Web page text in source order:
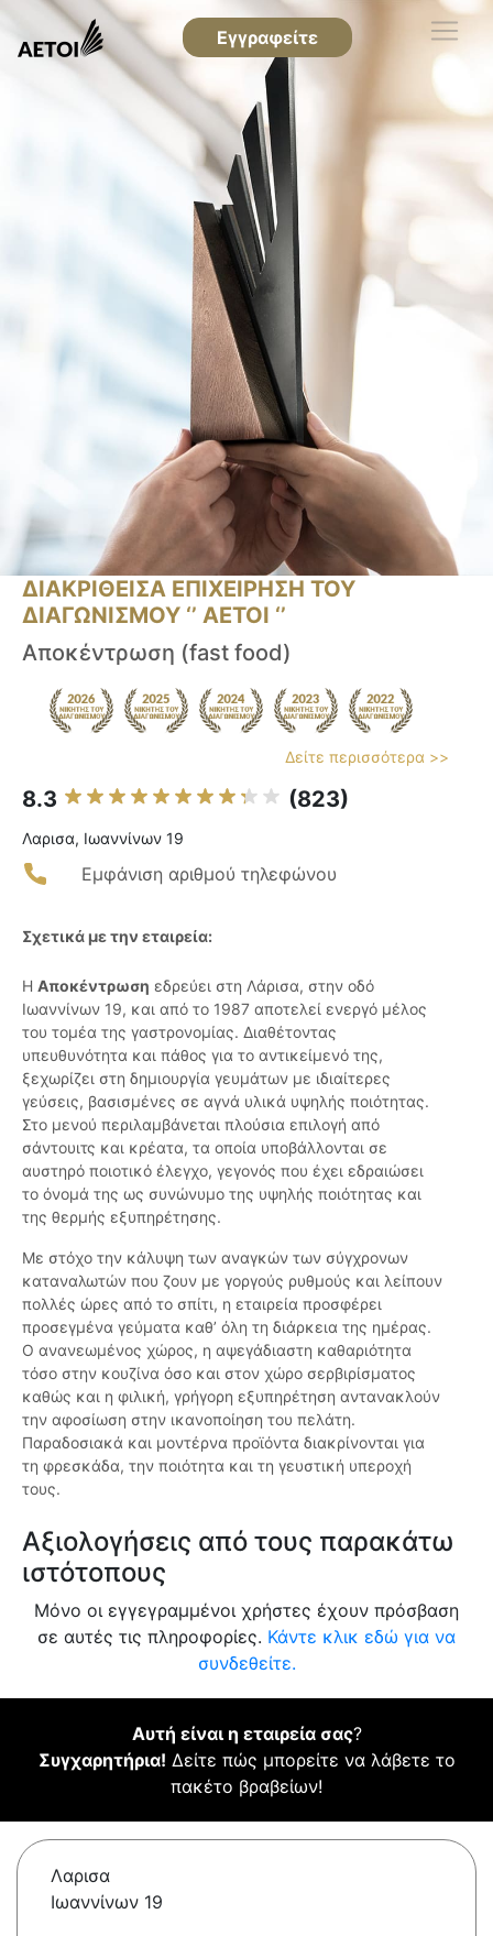
Εγγραφείτε
ΔΙΑΚΡΙΘΕΙΣΑ ΕΠΙΧΕΙΡΗΣΗ ΤΟΥ
ΔΙΑΓΩΝΙΣΜΟΥ ‘’ ΑΕΤΟΙ ‘’
Αποκέντρωση (fast food)
Δείτε περισσότερα >>
8.3 (823)
Λαρισα, Ιωαννίνων 19
Εμφάνιση αριθμού τηλεφώνου
Σχετικά με την εταιρεία:
Η Αποκέντρωση εδρεύει στη Λάρισα, στην οδό
Ιωαννίνων 19, και από το 1987 αποτελεί ενεργό μέλος
του τομέα της γαστρονομίας. Διαθέτοντας
υπευθυνότητα και πάθος για το αντικείμενό της,
ξεχωρίζει στη δημιουργία γευμάτων με ιδιαίτερες
γεύσεις, βασισμένες σε αγνά υλικά υψηλής ποιότητας.
Στο μενού περιλαμβάνεται πλούσια επιλογή από
σάντουιτς και κρέατα, τα οποία υποβάλλονται σε
αυστηρό ποιοτικό έλεγχο, γεγονός που έχει εδραιώσει
το όνομά της ως συνώνυμο της υψηλής ποιότητας και
της θερμής εξυπηρέτησης.
Με στόχο την κάλυψη των αναγκών των σύγχρονων
καταναλωτών που ζουν με γοργούς ρυθμούς και λείπουν
πολλές ώρες από το σπίτι, η εταιρεία προσφέρει
προσεγμένα γεύματα καθ’ όλη τη διάρκεια της ημέρας.
Ο ανανεωμένος χώρος, η αψεγάδιαστη καθαριότητα
τόσο στην κουζίνα όσο και στον χώρο σερβιρίσματος
καθώς και η φιλική, γρήγορη εξυπηρέτηση αντανακλούν
την αφοσίωση στην ικανοποίηση του πελάτη.
Παραδοσιακά και μοντέρνα προϊόντα διακρίνονται για
τη φρεσκάδα, την ποιότητα και τη γευστική υπεροχή
τους.
Αξιολογήσεις από τους παρακάτω
ιστότοπους
Μόνο οι εγγεγραμμένοι χρήστες έχουν πρόσβαση
σε αυτές τις πληροφορίες. Κάντε κλικ εδώ για να
συνδεθείτε.
Αυτή είναι η εταιρεία σας?
Συγχαρητήρια! Δείτε πώς μπορείτε να λάβετε το
πακέτο βραβείων!
Λαρισα
Ιωαννίνων 19